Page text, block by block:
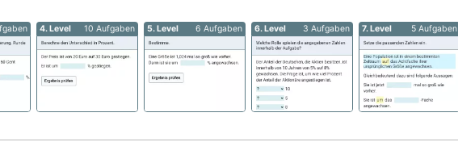
4. Level 10 Aufgaben 5. Level 6 Aufgaben 6. Level 3 Aufgaben 7. Level 5 Aufgaben